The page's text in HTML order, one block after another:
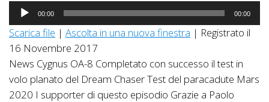
Audio
Player
00:00 00:00
Scarica file | Ascolta in una nuova finestra | Registrato il
16 Novembre 2017
News Cygnus OA-8 Completato con successo il test in
volo planato del Dream Chaser Test del paracadute Mars
2020 I supporter di questo episodio Grazie a Paolo